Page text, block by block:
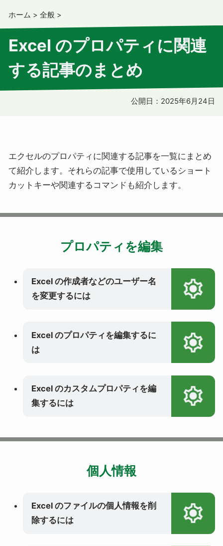
ホーム > 全般 >
Excel のプロパティに関連
する記事のまとめ
公開日： 2025年6月24日
エクセルのプロパティに関連する記事を一覧にまとめ
て紹介します。それらの記事で使用しているショート
カットキーや関連するコマンドも紹介します。
プロパティを編集
Excel の作成者などのユーザー名
を変更するには
Excel のプロパティを編集するに
は
Excel のカスタムプロパティを編
集するには
個人情報
Excel のファイルの個人情報を削
除するには